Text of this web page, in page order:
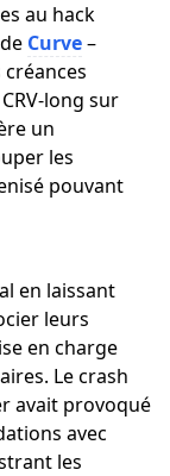
au hack
Curve–
long sur
un
les
pouvant
en laissant
leurs
en charge
Le crash
avait provoqué
avec
les